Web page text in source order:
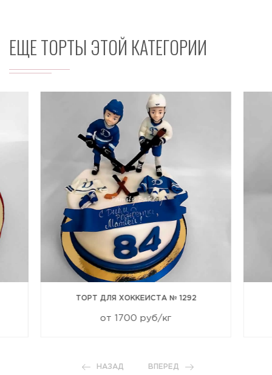
ЕЩЕ ТОРТЫ ЭТОЙ КАТЕГОРИИ
ТОРТ ДЛЯ ХОККЕИСТА № 1292
от 1700 руб/кг
НАЗАД ВПЕРЕД